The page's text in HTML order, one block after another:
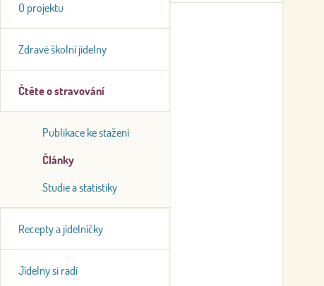
O projektu
Zdravé školní jídelny
Čtěte o stravování
Publikace ke stažení
Články
Studie a statistiky
Recepty a jídelníčky
Jídelny si radí